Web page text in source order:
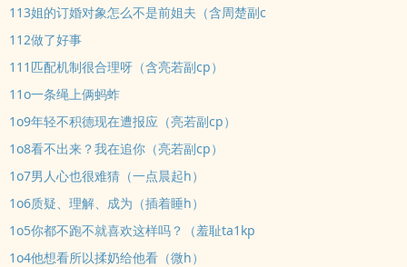
113姐的订婚对象怎么不是前姐夫（含周楚副c
112做了好事
111匹配机制很合理呀（含亮若副cp）
11o一条绳上俩蚂蚱
1o9年轻不积德现在遭报应（亮若副cp）
1o8看不出来？我在追你（亮若副cp）
1o7男人心也很难猜（一点晨起h）
1o6质疑、理解、成为（插着睡h）
1o5你都不跑不就喜欢这样吗？（羞耻ta1kp
1o4他想看所以揉奶给他看（微h）